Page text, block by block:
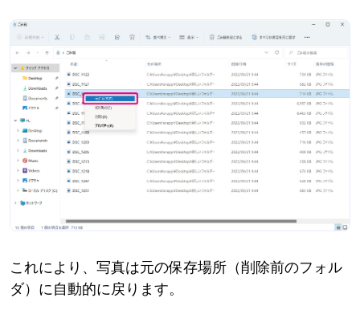
これにより、写真は元の保存場所（削除前のフォル
ダ）に自動的に戻ります。